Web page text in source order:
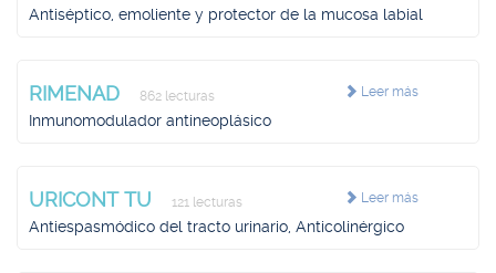
Antiséptico, emoliente y protector de la mucosa labial
Leer más
RIMENAD 862 lecturas
Inmunomodulador antineoplásico
Leer más
URICONT TU 121 lecturas
Antiespasmódico del tracto urinario, Anticolinérgico